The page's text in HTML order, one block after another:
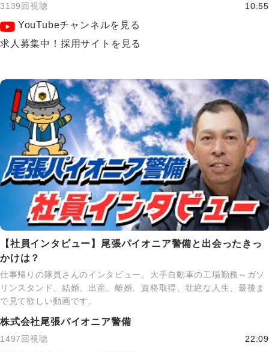
3139回視聴 10:55
YouTubeチャンネルを見る
求人募集中！採用サイトを見る
【社員インタビュー】尾張パイオニア警備と出会ったきっ
かけは？
仕事帰りの隊員さんのインタビュー。大手自動車の工場勤務～ガソ
リンスタンド、結婚、出産、離婚、資格取得、壮絶な人生、最後ま
で見て欲しい動画です。
株式会社尾張パイオニア警備
1497回視聴 22:09